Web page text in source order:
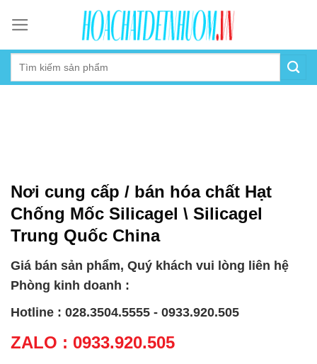
content
Nơi cung cấp / bán hóa chất Hạt
Chống Mốc Silicagel \ Silicagel
Trung Quốc China
Giá bán sản phẩm, Quý khách vui lòng liên hệ
Phòng kinh doanh :
Hotline : 028.3504.5555 - 0933.920.505
ZALO : 0933.920.505